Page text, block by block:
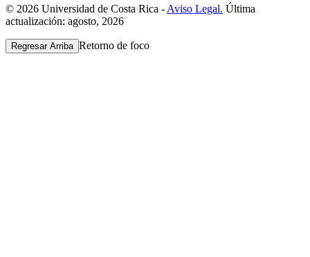
© 2026 Universidad de Costa Rica - Aviso Legal. Última
actualización: agosto, 2026
Regresar Arriba Retorno de foco